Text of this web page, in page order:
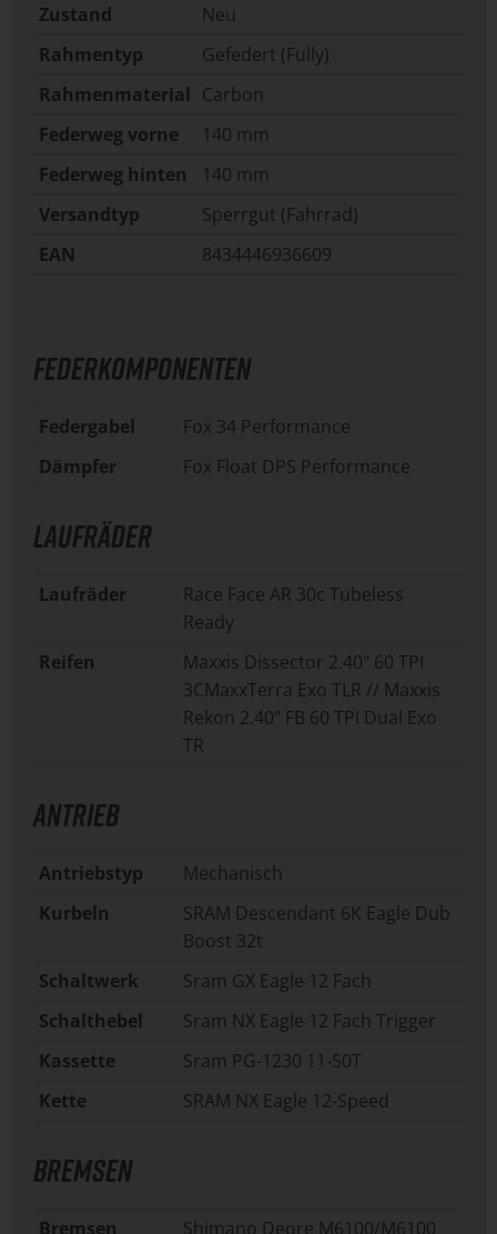
Zustand
Neu
Rahmentyp
Gefedert (Fully)
Rahmenmaterial Carbon
Federweg vorne
140 mm
Federweg hinten
140 mm
Versandtyp
Sperrgut (Fahrrad)
EAN
8434446936609
FEDERKOMPONENTEN
Federgabel
Fox 34 Performance
Dämpfer
Fox Float DPS Performance
LAUFRÄDER
Laufräder
Race Face AR 30c Tubeless
Ready
Reifen
Maxxis Dissector 2.40" 60 TPI
3CMaxxTerra Exo TLR // Maxxis
Rekon 2.40" FB 60 TPI Dual Exo
TR
ANTRIEB
Antriebstyp
Mechanisch
Kurbeln
SRAM Descendant 6K Eagle Dub
Boost 32t
Schaltwerk
Sram GX Eagle 12 Fach
Schalthebel
Sram NX Eagle 12 Fach Trigger
Kassette
Sram PG-1230 11-50T
Kette
SRAM NX Eagle 12-Speed
BREMSEN
Bremsen Shimano Deore M6100/M6100